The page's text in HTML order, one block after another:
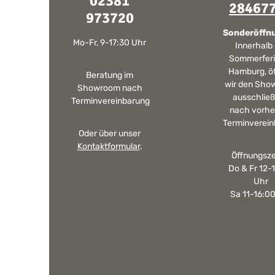
973720
Mo-Fr, 9-17:30 Uhr
Beratung im
Showroom nach
Terminvereinbarung
Oder über unser
Kontaktformular.
Innerhalb
Hamburg,
wir den
nach
Do & Fr 12-
Uhr
Sa 11-